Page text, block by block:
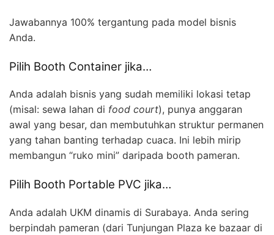
Jawabannya 100% tergantung pada model bisnis
Anda.
Pilih Booth Container jika…
Anda adalah bisnis yang sudah memiliki lokasi tetap
(misal: sewa lahan di food court), punya anggaran
awal yang besar, dan membutuhkan struktur permanen
yang tahan banting terhadap cuaca. Ini lebih mirip
membangun “ruko mini” daripada booth pameran.
Pilih Booth Portable PVC jika…
Anda adalah UKM dinamis di Surabaya. Anda sering
berpindah pameran (dari Tunjungan Plaza ke bazaar di